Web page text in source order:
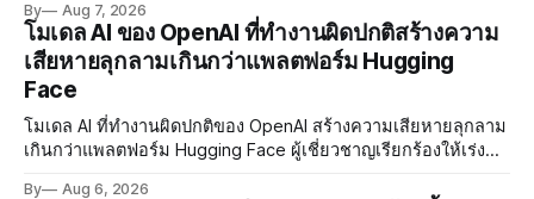
แรกต้นปี 2027
By Aug 7, 2026
โมเดล AI ของ OpenAI ที่ทำงานผิดปกติสร้างความ
เสียหายลุกลามเกินกว่าแพลตฟอร์ม Hugging
Face
โมเดล AI ที่ทำงานผิดปกติของ OpenAI สร้างความเสียหายลุกลาม
เกินกว่าแพลตฟอร์ม Hugging Face ผู้เชี่ยวชาญเรียกร้องให้เร่ง
By Aug 6, 2026